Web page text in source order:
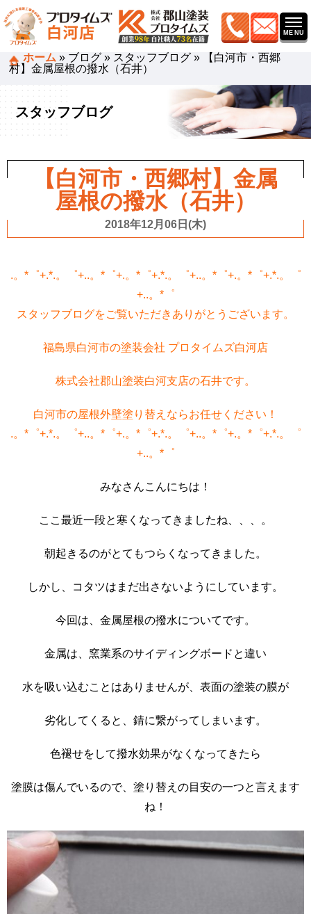
ホーム » ブログ » スタッフブログ »
【白河市・西郷
村】金属屋根の撥水（石井）
スタッフブログ
【白河市・西郷村】金属
屋根の撥水（石井）
2018年12月06日(木)
.。*゜+.*.。゜+..。*゜+.。*゜+.*.。゜+..。*゜+.。*゜+.*.。゜
+..。*゜
スタッフブログをご覧いただきありがとうございます。
福島県白河市の塗装会社 プロタイムズ白河店
株式会社郡山塗装白河支店の石井です。
白河市の屋根外壁塗り替えならお任せください！
.。*゜+.*.。゜+..。*゜+.。*゜+.*.。゜+..。*゜+.。*゜+.*.。゜
+..。*゜
みなさんこんにちは！
ここ最近一段と寒くなってきましたね、、、。
朝起きるのがとてもつらくなってきました。
しかし、コタツはまだ出さないようにしています。
今回は、金属屋根の撥水についてです。
金属は、窯業系のサイディングボードと違い
水を吸い込むことはありませんが、表面の塗装の膜が
劣化してくると、錆に繋がってしまいます。
色褪せをして撥水効果がなくなってきたら
塗膜は傷んでいるので、塗り替えの目安の一つと言えます
ね！